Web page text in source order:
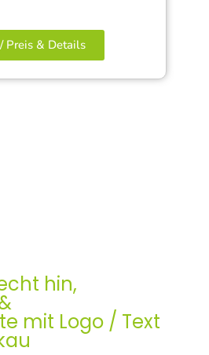
Preis & Details
hin,
mit Logo / Text